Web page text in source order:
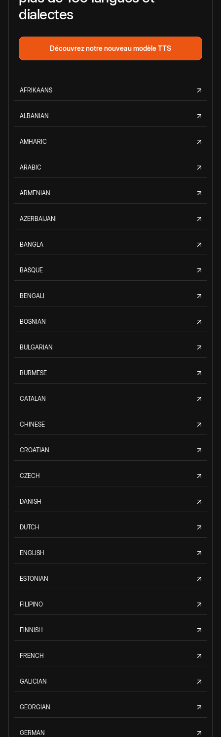
dialectes
Découvrez notre nouveau modèle TTS
AFRIKAANS
ALBANIAN
AMHARIC
ARABIC
ARMENIAN
AZERBAIJANI
BANGLA
BASQUE
BENGALI
BOSNIAN
BULGARIAN
BURMESE
CATALAN
CHINESE
CROATIAN
CZECH
DANISH
DUTCH
ENGLISH
ESTONIAN
FILIPINO
FINNISH
FRENCH
GALICIAN
GEORGIAN
GERMAN